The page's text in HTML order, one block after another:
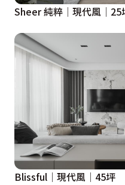
Sheer 純粹│現代風│25
Blissful│現代風│45坪